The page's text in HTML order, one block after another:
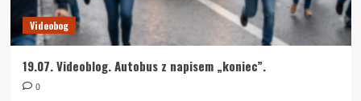
Videobog
19.07. Videoblog. Autobus z napisem „koniec”.
0